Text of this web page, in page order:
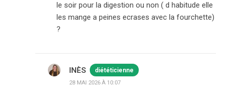
le soir pour la digestion ou non ( d habitude elle
les mange a peines ecrases avec la fourchette)
?
INÈS diététicienne
28 MAI 2026 À 10:07